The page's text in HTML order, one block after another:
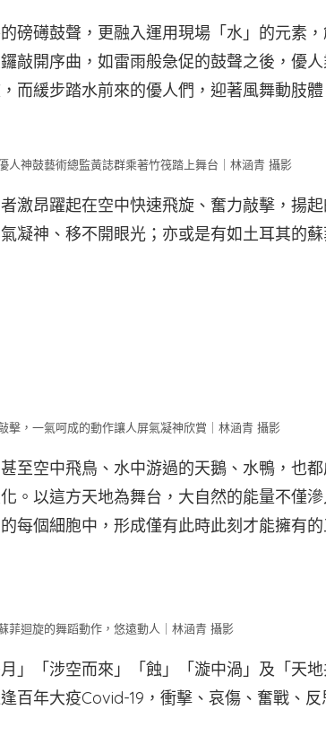
磅礡鼓聲，更融入運用現場「水」的元素
敲開序曲，如雷雨般急促的鼓聲之後，優
而緩步踏水前來的優人們，迎著風舞動肢體
人神鼓藝術總監黃誌群乘著竹筏踏上舞台｜林涵青 攝影
激昂躍起在空中快速飛旋、奮力敲擊，揚
凝神、移不開眼光；亦或是有如土耳其的
擊，一氣呵成的動作讓人屏氣凝神欣賞｜林涵青 攝影
至空中飛鳥、水中游過的天鵝、水鴨，也
。以這方天地為舞台，大自然的能量不僅
每個細胞中，形成僅有此時此刻才能擁有
菲迴旋的舞蹈動作，悠遠動人｜林涵青 攝影
」「涉空而來」「蝕」「漩中渦」及「天
百年大疫Covid-19，衝擊、哀傷、奮戰、